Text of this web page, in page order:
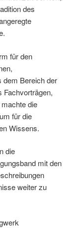
des
für den
dem Bereich der
Fachvorträgen,
die
für die
Wissens.
die
mit den
weiter zu